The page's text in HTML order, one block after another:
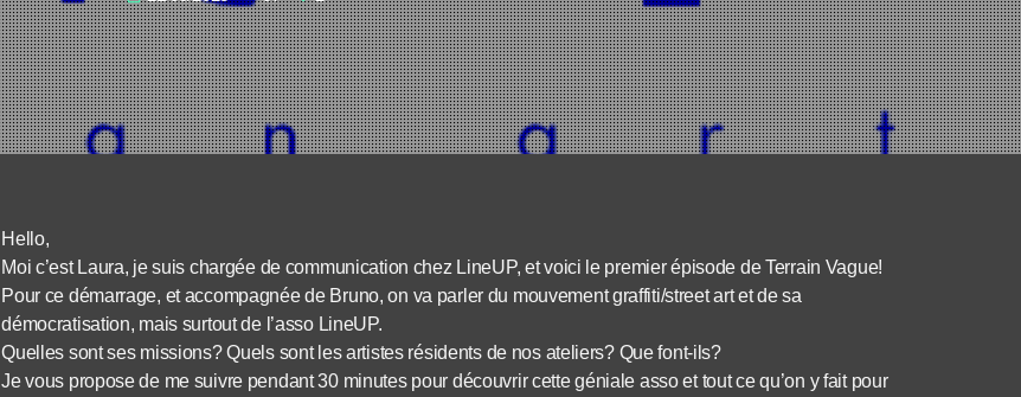
Hello,
Moi c’est Laura, je suis chargée de communication chez LineUP, et voici le premier épisode de Terrain Vague!
Pour ce démarrage, et accompagnée de Bruno, on va parler du mouvement graffiti/street art et de sa
démocratisation, mais surtout de l’asso LineUP.
Quelles sont ses missions? Quels sont les artistes résidents de nos ateliers? Que font-ils?
Je vous propose de me suivre pendant 30 minutes pour découvrir cette géniale asso et tout ce qu’on y fait pour